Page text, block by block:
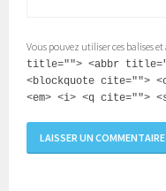
Vous pouvez utiliser ces balises
title=""> <abbr
<blockquote cite="">
<em> <i> <q cite="">